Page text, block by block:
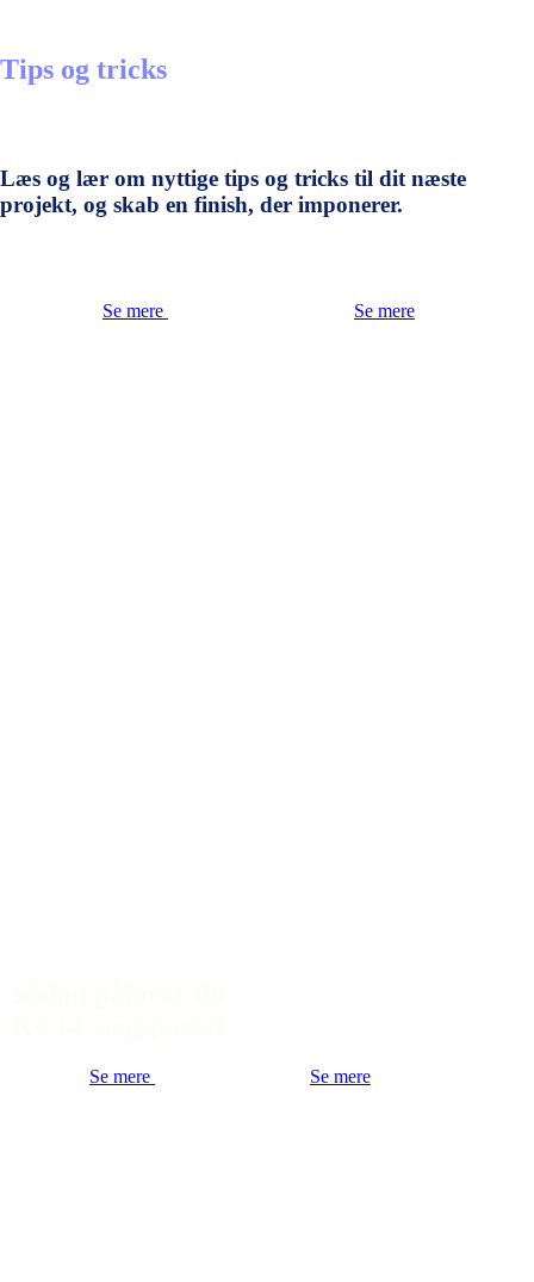
Tips og tricks
Læs og lær om nyttige tips og tricks til dit næste
projekt, og skab en finish, der imponerer.
Se mere Se mere
Se mere Se mere